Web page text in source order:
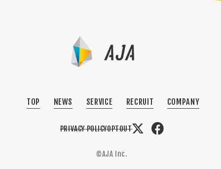
TOP NEWS SERVICE RECRUIT COMPANY
PRIVACY POLICYOPTOUT
©AJA Inc.